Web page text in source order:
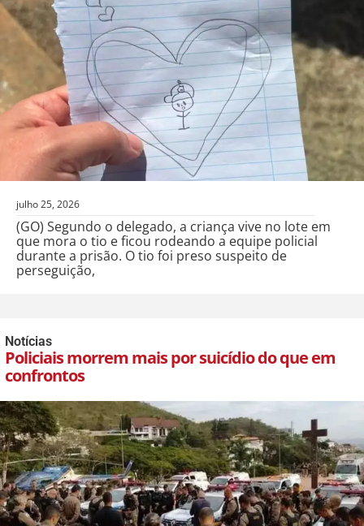
julho 25, 2026
(GO) Segundo o delegado, a criança vive no lote em
que mora o tio e ficou rodeando a equipe policial
durante a prisão. O tio foi preso suspeito de
perseguição,
Notícias
Policiais morrem mais por suicídio do que em
confrontos